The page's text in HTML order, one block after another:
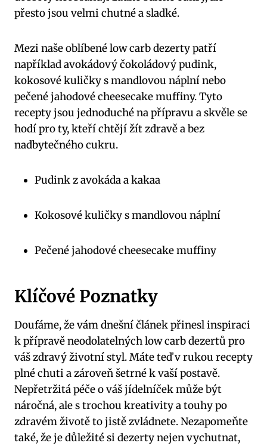
přesto jsou velmi chutné a sladké.
Mezi naše oblíbené low carb dezerty patří
například avokádový čokoládový pudink,
kokosové kuličky s mandlovou náplní nebo
pečené jahodové cheesecake muffiny. Tyto
recepty jsou jednoduché na přípravu a skvěle se
hodí pro ty, kteří chtějí žít zdravě a bez
nadbytečného cukru.
Pudink z avokáda a kakaa
Kokosové kuličky s mandlovou náplní
Pečené jahodové cheesecake muffiny
Klíčové Poznatky
Doufáme, že vám dnešní článek přinesl inspiraci
k přípravě neodolatelných low carb dezertů pro
váš zdravý životní styl. Máte teď v rukou recepty
plné chuti a zároveň šetrné k vaší postavě.
Nepřetržitá péče o váš jídelníček může být
náročná, ale s trochou kreativity a touhy po
zdravém životě to jistě zvládnete. Nezapomeňte
také, že je důležité si dezerty nejen vychutnat,